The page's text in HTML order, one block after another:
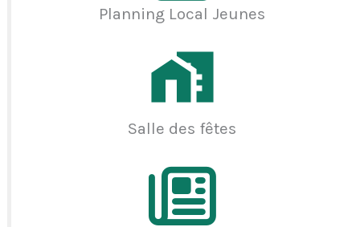
Planning Local Jeunes
Salle des fêtes